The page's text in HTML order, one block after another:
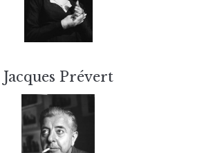
Jacques Prévert